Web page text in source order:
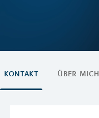
KONTAKT ÜBER MICH